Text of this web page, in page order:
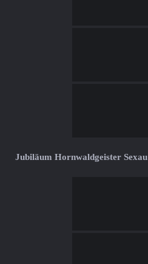
Jubiläum Hornwaldgeister Sexau